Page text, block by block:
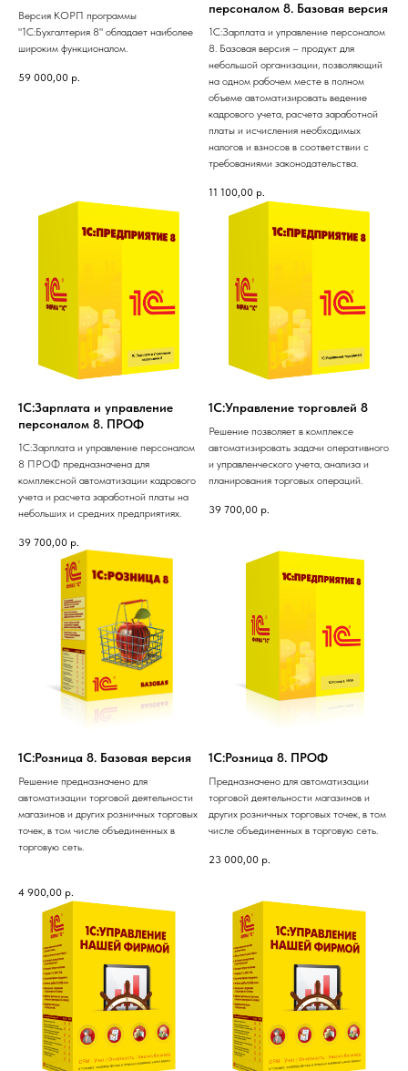
Версия КОРП программы
"1С:Бухгалтерия 8" обладает наиболее
широким функционалом.
59 000,00 р.
персоналом 8. Базовая версия
1С:Зарплата и управление персоналом
8. Базовая версия – продукт для
небольшой организации, позволяющий
на одном рабочем месте в полном
объеме автоматизировать ведение
кадрового учета, расчета заработной
платы и исчисления необходимых
налогов и взносов в соответствии с
требованиями законодательства.
11 100,00 р.
1С:Зарплата и управление
персоналом 8. ПРОФ
1С:Зарплата и управление персоналом
8 ПРОФ предназначена для
комплексной автоматизации кадрового
учета и расчета заработной платы на
небольших и средних предприятиях.
39 700,00 р.
1С:Управление торговлей 8
Решение позволяет в комплексе
автоматизировать задачи оперативного
и управленческого учета, анализа и
планирования торговых операций.
39 700,00 р.
1С:Розница 8. Базовая версия
Решение предназначено для
автоматизации торговой деятельности
магазинов и других розничных торговых
точек, в том числе объединенных в
торговую сеть.
4 900,00 р.
1С:Розница 8. ПРОФ
Предназначено для автоматизации
торговой деятельности магазинов и
других розничных торговых точек, в том
числе объединенных в торговую сеть.
23 000,00 р.